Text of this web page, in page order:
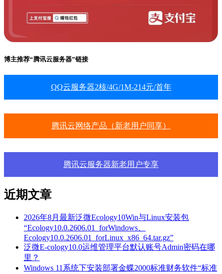
博主推荐“腾讯云服务器”链接
QQ云服务器2核/4G/1M-214元/首年
腾讯云网络产品（新老用户同享）
腾讯云服务器新老用户专享
近期文章
2026年8月最新泛微Ecology10Win与Linux安装包
“Ecology10.0.2606.01_forWindows、
Ecology10.0.2606.01_forLinux_x86_64.tar.gz”
泛微E-cology10.0运维管理平台默认账号Admin密码在哪
里？
Windows 11系统下安装部署金蝶2000标准财务软件“标准